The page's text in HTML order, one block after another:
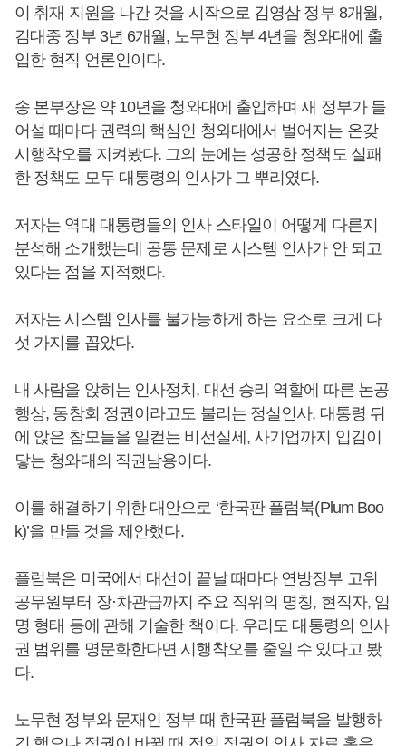
이 취재 지원을 나간 것을 시작으로 김영삼 정부 8개월,
김대중 정부 3년 6개월, 노무현 정부 4년을 청와대에 출
입한 현직 언론인이다.
송 본부장은 약 10년을 청와대에 출입하며 새 정부가 들
어설 때마다 권력의 핵심인 청와대에서 벌어지는 온갖
시행착오를 지켜봤다. 그의 눈에는 성공한 정책도 실패
한 정책도 모두 대통령의 인사가 그 뿌리였다.
저자는 역대 대통령들의 인사 스타일이 어떻게 다른지
분석해 소개했는데 공통 문제로 시스템 인사가 안 되고
있다는 점을 지적했다.
저자는 시스템 인사를 불가능하게 하는 요소로 크게 다
섯 가지를 꼽았다.
내 사람을 앉히는 인사정치, 대선 승리 역할에 따른 논공
행상, 동창회 정권이라고도 불리는 정실인사, 대통령 뒤
에 앉은 참모들을 일컫는 비선실세, 사기업까지 입김이
닿는 청와대의 직권남용이다.
이를 해결하기 위한 대안으로 ‘한국판 플럼북(Plum Boo
k)’을 만들 것을 제안했다.
플럼북은 미국에서 대선이 끝날 때마다 연방정부 고위
공무원부터 장·차관급까지 주요 직위의 명칭, 현직자, 임
명 형태 등에 관해 기술한 책이다. 우리도 대통령의 인사
권 범위를 명문화한다면 시행착오를 줄일 수 있다고 봤
다.
노무현 정부와 문재인 정부 때 한국판 플럼북을 발행하